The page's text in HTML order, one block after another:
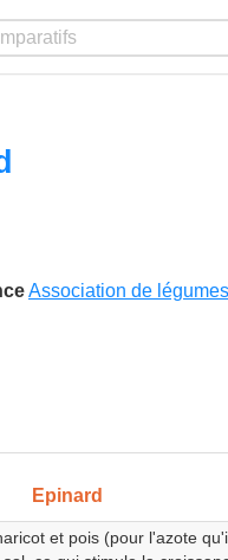
Association de
Epinard
et pois (pour l'azote